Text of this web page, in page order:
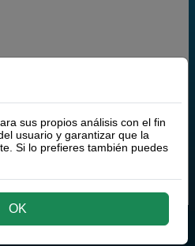
sus propios análisis con el fin
usuario y garantizar que la
Si lo prefieres también puedes
OK